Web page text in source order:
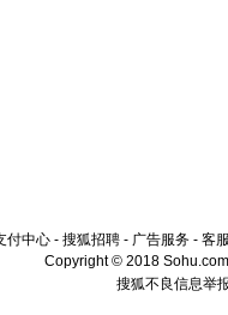
付中心 - 搜狐招聘 - 广告服务 - 客
Copyright © 2018
搜狐不良信息举